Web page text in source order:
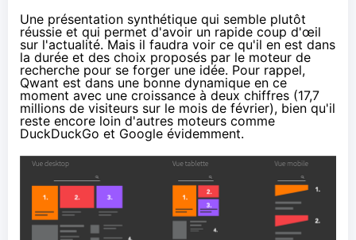
Une présentation synthétique qui semble plutôt
réussie et qui permet d'avoir un rapide coup d'œil
sur l'actualité. Mais il faudra voir ce qu'il en est dans
la durée et des choix proposés par le moteur de
recherche pour se forger une idée. Pour rappel,
Qwant est dans une bonne dynamique en ce
moment avec une croissance à deux chiffres (17,7
millions de visiteurs sur le mois de février), bien qu'il
reste encore loin d'autres moteurs comme
DuckDuckGo et Google évidemment.